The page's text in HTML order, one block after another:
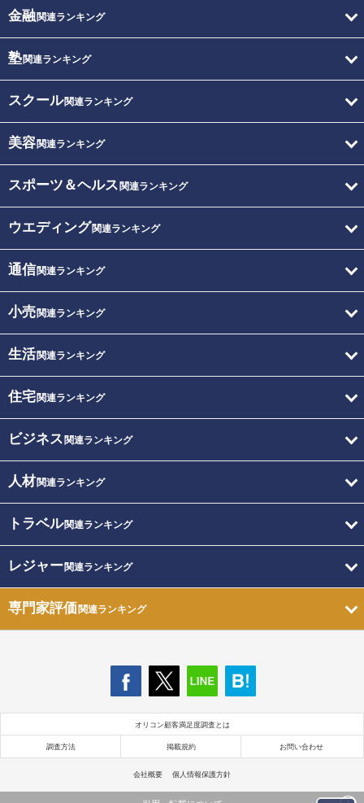
金融関連ランキング
塾関連ランキング
スクール関連ランキング
美容関連ランキング
スポーツ＆ヘルス 関連ランキング
ウエディング関連ランキング
通信関連ランキング
小売関連ランキング
生活関連ランキング
住宅関連ランキング
ビジネス 関連ランキング
人材関連ランキング
トラベル関連ランキング
レジャー関連ランキング
専門家評価関連ランキング
オリコン顧客満足度調査とは
調査方法 掲載規約 お問い合わせ
会社概要 個人情報保護方針